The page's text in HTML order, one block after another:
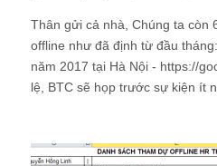
Thân gửi cả nhà, Chúng ta còn
offline như đã định từ đầu
năm 2017 tại Hà Nội - https://
lệ, BTC sẽ họp trước sự kiện ít